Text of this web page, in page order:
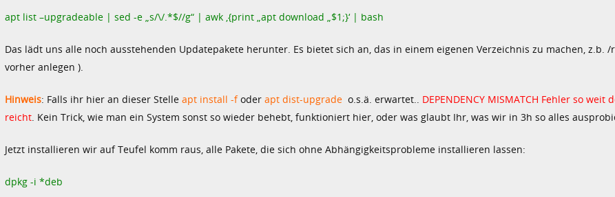
apt list –upgradeable | sed -e „s/\/.*$//g“ | awk ‚{print „apt download „$1;}‘ | bash
Das lädt uns alle noch ausstehenden Updatepakete herunter. Es bietet sich an, das in einem eigenen Verzeichnis zu machen, z.b.
vorher anlegen ).
Hinweis: Falls ihr hier an dieser Stelle apt install -foder apt dist-upgrade o.s.ä. erwartet.. DEPENDENCY MISMATCH Fehler so weit
reicht . Kein Trick, wie man ein System sonst so wieder behebt, funktioniert hier, oder was glaubt Ihr, was wir in 3h so alles
Jetzt installieren wir auf Teufel komm raus, alle Pakete, die sich ohne Abhängigkeitsprobleme installieren lassen:
dpkg -i *deb